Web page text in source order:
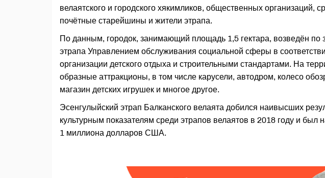
велаятского и городского хякимликов, общественных организаций,
почётные старейшины и жители этрапа.
По данным, городок, занимающий площадь 1,5 гектара, возведён по
этрапа Управлением обслуживания социальной сферы в
организации детского отдыха и строительными стандартами. На
образные аттракционы, в том числе карусели, автодром, колесо
магазин детских игрушек и многое другое.
Эсенгулыйский этрап Балканского велаята добился наивысших
культурным показателям среди этрапов велаятов в 2018 году и
1 миллиона долларов США.